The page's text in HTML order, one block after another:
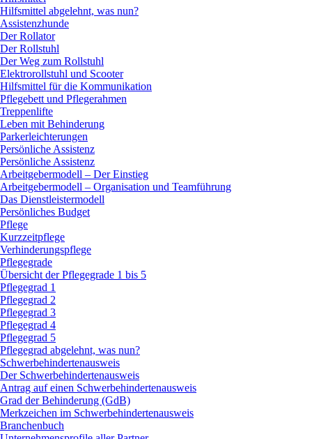
Hilfsmittel abgelehnt, was nun?
Assistenzhunde
Der Rollator
Der Rollstuhl
Der Weg zum Rollstuhl
Elektrorollstuhl und Scooter
Hilfsmittel für die Kommunikation
Pflegebett und Pflegerahmen
Treppenlifte
Leben mit Behinderung
Parkerleichterungen
Persönliche Assistenz
Persönliche Assistenz
Arbeitgebermodell – Der Einstieg
Arbeitgebermodell – Organisation und Teamführung
Das Dienstleistermodell
Persönliches Budget
Pflege
Kurzzeitpflege
Verhinderungspflege
Pflegegrade
Übersicht der Pflegegrade 1 bis 5
Pflegegrad 1
Pflegegrad 2
Pflegegrad 3
Pflegegrad 4
Pflegegrad 5
Pflegegrad abgelehnt, was nun?
Schwerbehindertenausweis
Der Schwerbehindertenausweis
Antrag auf einen Schwerbehindertenausweis
Grad der Behinderung (GdB)
Merkzeichen im Schwerbehindertenausweis
Branchenbuch